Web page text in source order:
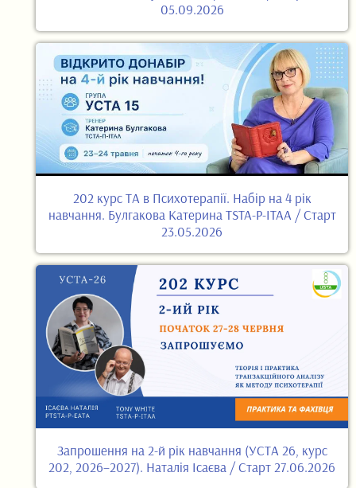
05.09.2026
202 курс ТА в Психотерапії. Набір на 4 рік
навчання. Булгакова Катерина TSTA-P-ITAA / Старт
23.05.2026
Запрошення на 2-й рік навчання (УСТА 26, курс
202, 2026–2027). Наталія Ісаєва / Старт 27.06.2026